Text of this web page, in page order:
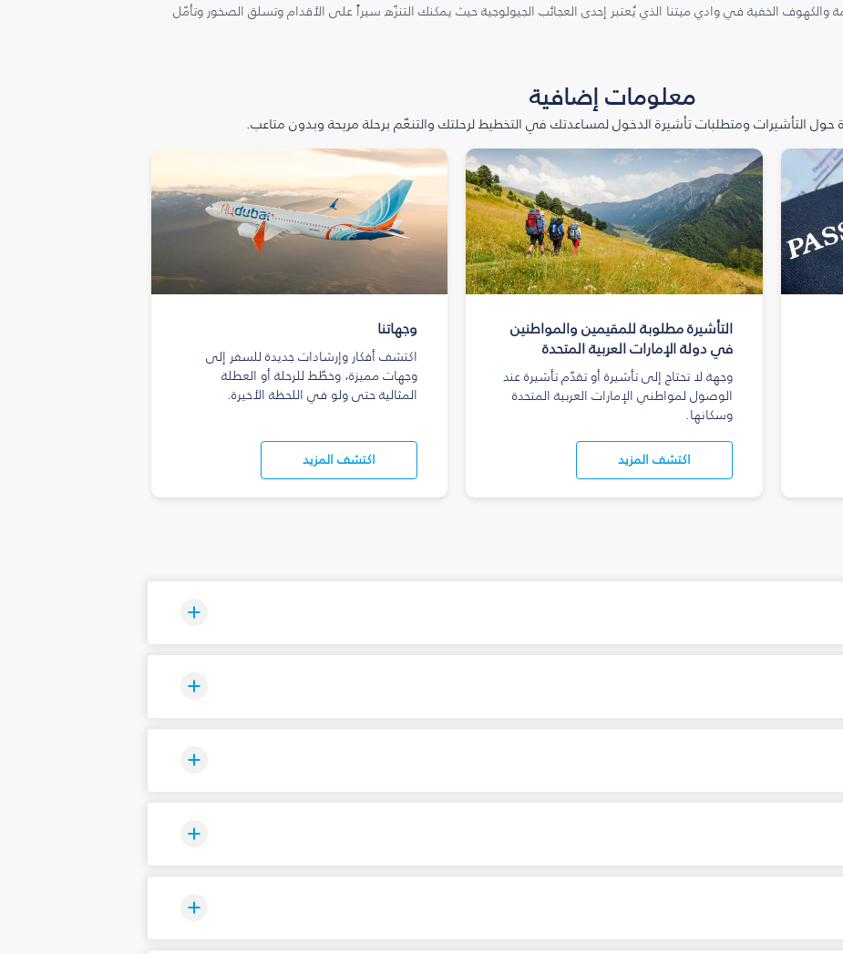
والكهوف الخفية في وادي ميتنا الذي يُعتبر إحدى العجائب الجيولوجية حيث يمكنك التنزّه سيراً على الأقدام وتسلق الصخور وتأمّل
معلومات إضافية
التأشيرات ومتطلبات تأشيرة الدخول لمساعدتك في التخطيط لرحلتك والتنعّم برحلة مريحة وبدون متاعب.
التأشيرة مطلوبة للمقيمين والمواطنين
في دولة الإمارات العربية المتحدة
وجهة لا تحتاج إلى تأشيرة أو تقدّم تأشيرة عند
الوصول لمواطني الإمارات العربية المتحدة
وسكانها.
اكتشف المزيد
وجهاتنا
اكتشف أفكار وإرشادات جديدة للسفر إلى
وجهات مميزة، وخطّط للرحلة أو العطلة
المثالية حتى ولو في اللحظة الأخيرة.
اكتشف المزيد